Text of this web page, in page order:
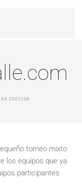
2007/08
torneo mixto
los equipos que ya
participantes